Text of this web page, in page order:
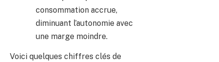
consommation accrue,
diminuant l’autonomie avec
une marge moindre.
Voici quelques chiffres clés de